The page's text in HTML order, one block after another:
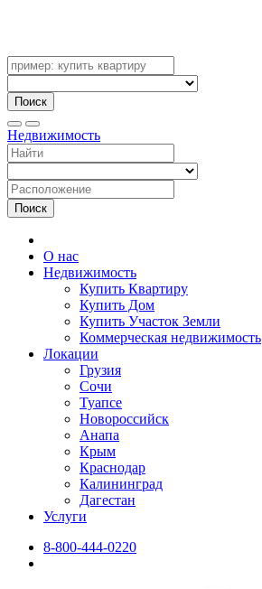
Поиск
Недвижимость
Поиск
О нас
Недвижимость
Купить Квартиру
Купить Дом
Купить Участок Земли
Коммерческая недвижимость
Локации
Грузия
Сочи
Туапсе
Новороссийск
Анапа
Крым
Краснодар
Калининград
Дагестан
Услуги
8-800-444-0220